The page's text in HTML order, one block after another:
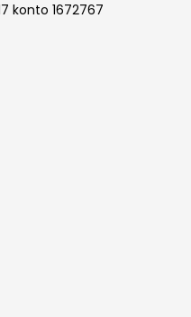
konto 1672767